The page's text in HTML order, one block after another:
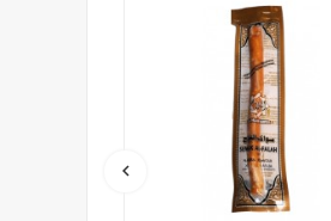
keyboard_arrow_left